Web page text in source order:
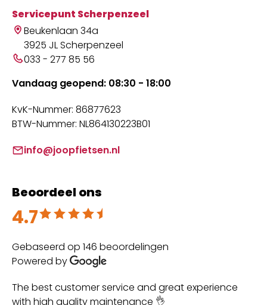
Servicepunt Scherpenzeel
Beukenlaan 34a
3925 JL Scherpenzeel
033 - 277 85 56
Vandaag geopend: 08:30 - 18:00
KvK-Nummer: 86877623
BTW-Nummer: NL864130223B01
info@joopfietsen.nl
Beoordeel ons
4.7
Beoordeeld met 4.7 uit 5
Gebaseerd op 146 beoordelingen
Powered by
The best customer service and great experience
with high quality maintenance 👌